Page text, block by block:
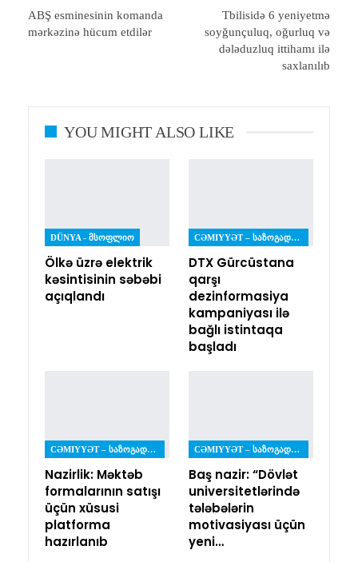
ABŞ esminesinin komanda
mərkəzinə hücum etdilər
Tbilisidə 6 yeniyetmə
soyğunçuluq, oğurluq və
dələduzluq ittihamı ilə
saxlanılıb
YOU MIGHT ALSO LIKE
DÜNYA - ᲛᲡᲝᲤᲚᲘᲝ
Ölkə üzrə elektrik
kəsintisinin səbəbi
açıqlandı
CƏMIYYƏT – ᲡᲐᲖᲝᲒᲐᲓᲝᲔᲑᲐ
DTX Gürcüstana
qarşı
dezinformasiya
kampaniyası ilə
bağlı istintaqa
başladı
CƏMIYYƏT – ᲡᲐᲖᲝᲒᲐᲓᲝᲔᲑᲐ
Nazirlik: Məktəb
formalarının satışı
üçün xüsusi
platforma
hazırlanıb
CƏMIYYƏT – ᲡᲐᲖᲝᲒᲐᲓᲝᲔᲑᲐ
Baş nazir: “Dövlət
universitetlərində
tələbələrin
motivasiyası üçün
yeni…